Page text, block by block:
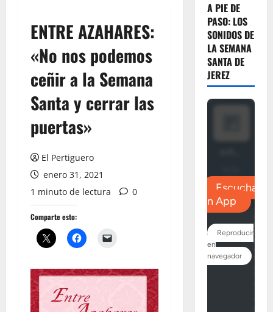
ENTRE AZAHARES:
«No nos podemos
ceñir a la Semana
Santa y cerrar las
puertas»
El Pertiguero
enero 31, 2021
1 minuto de lectura
0
Comparte esto:
A PIE DE
PASO: LOS
SONIDOS DE
LA SEMANA
SANTA DE
JEREZ